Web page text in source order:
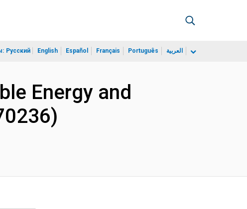
Русский English Español Français Português العربية
Energy and